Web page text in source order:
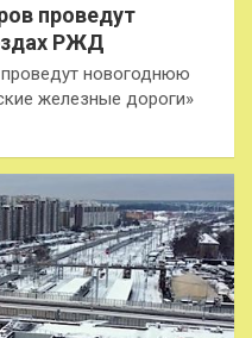
проведут
РЖД
новогоднюю
железные дороги»